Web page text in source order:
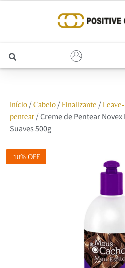
Unhas
Homem
Rosto
Início/ Cabelo/ Finalizante /
pentear/ Creme de Pentear
Suaves 500g
10% OFF